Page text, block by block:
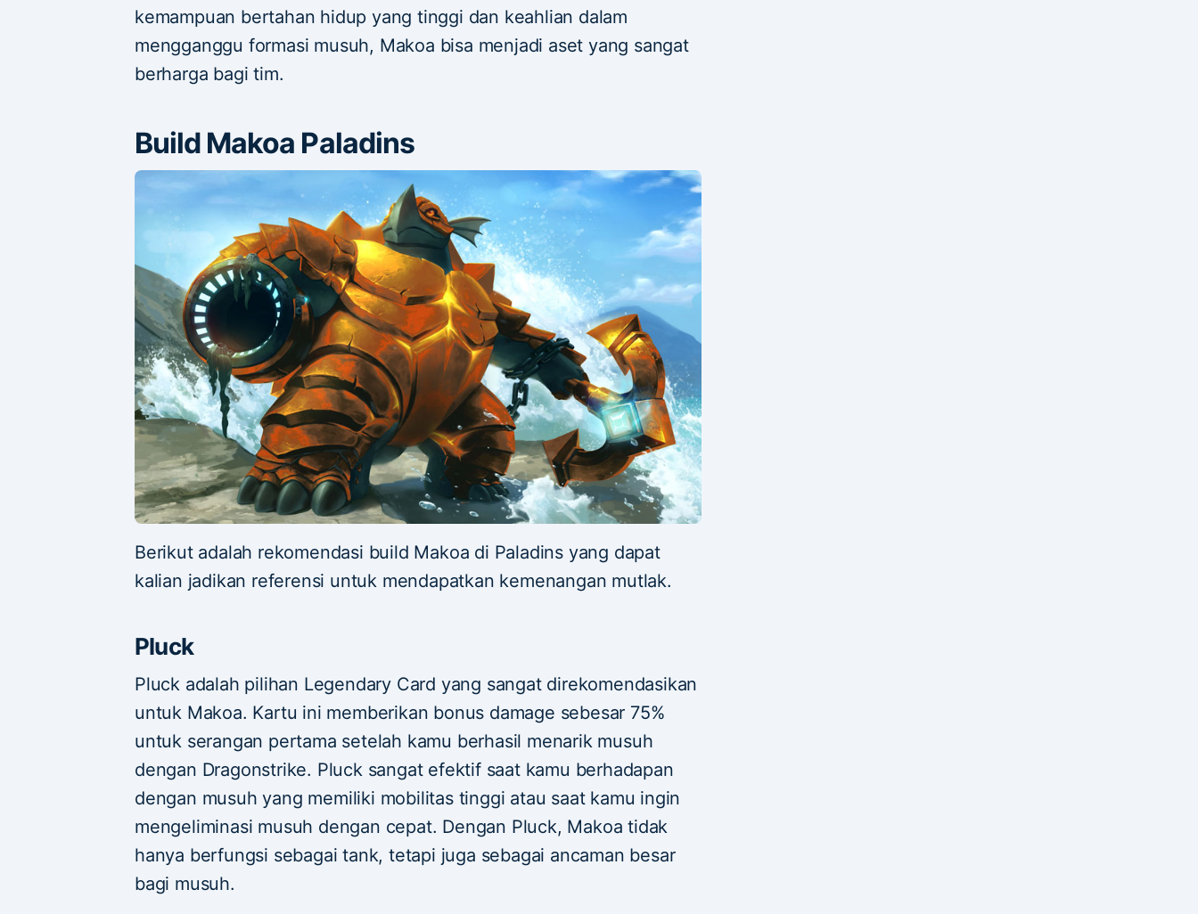
kemampuan bertahan hidup yang tinggi dan keahlian dalam
mengganggu formasi musuh, Makoa bisa menjadi aset yang sangat
berharga bagi tim.
Build Makoa Paladins
Berikut adalah rekomendasi build Makoa di Paladins yang dapat
kalian jadikan referensi untuk mendapatkan kemenangan mutlak.
Pluck
Pluck adalah pilihan Legendary Card yang sangat direkomendasikan
untuk Makoa. Kartu ini memberikan bonus damage sebesar 75%
untuk serangan pertama setelah kamu berhasil menarik musuh
dengan Dragonstrike. Pluck sangat efektif saat kamu berhadapan
dengan musuh yang memiliki mobilitas tinggi atau saat kamu ingin
mengeliminasi musuh dengan cepat. Dengan Pluck, Makoa tidak
hanya berfungsi sebagai tank, tetapi juga sebagai ancaman besar
bagi musuh.